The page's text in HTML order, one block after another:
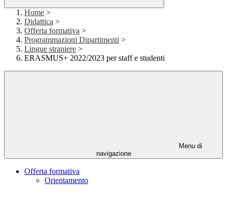
Home >
Didattica >
Offerta formativa >
Programmazioni Dipartimenti >
Lingue straniere >
ERASMUS+ 2022/2023 per staff e studenti
Menu di
navigazione
Offerta formativa
Orientamento